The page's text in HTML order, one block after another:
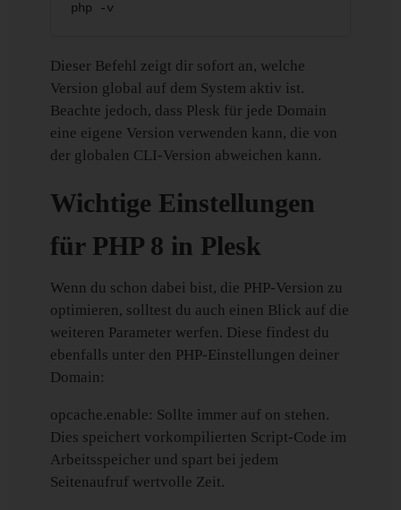
php -v
Dieser Befehl zeigt dir sofort an, welche
Version global auf dem System aktiv ist.
Beachte jedoch, dass Plesk für jede Domain
eine eigene Version verwenden kann, die von
der globalen CLI-Version abweichen kann.
Wichtige Einstellungen
für PHP 8 in Plesk
Wenn du schon dabei bist, die PHP-Version zu
optimieren, solltest du auch einen Blick auf die
weiteren Parameter werfen. Diese findest du
ebenfalls unter den PHP-Einstellungen deiner
Domain:
opcache.enable: Sollte immer auf on stehen.
Dies speichert vorkompilierten Script-Code im
Arbeitsspeicher und spart bei jedem
Seitenaufruf wertvolle Zeit.